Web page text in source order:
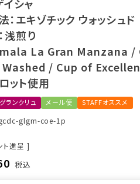
イシャ
：エキゾチック ウォッシュド
浅煎り
La Gran Manzana /
/ Cup of
ット使用
グランクリュ メール便 STAFFオススメ
glgm-coe-1p
ト進呈 ]
税込